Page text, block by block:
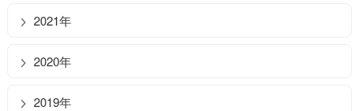
2021年
2020年
2019年